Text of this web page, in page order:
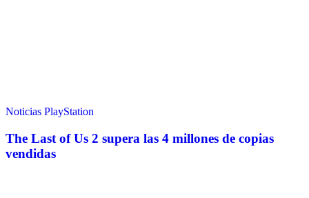
Noticias PlayStation
The Last of Us 2 supera las 4 millones de copias
vendidas